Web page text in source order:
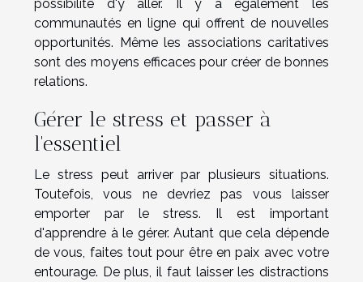
possibilité d'y aller. Il y a également les
communautés en ligne qui offrent de nouvelles
opportunités. Même les associations caritatives
sont des moyens efficaces pour créer de bonnes
relations.
Gérer le stress et passer à
l'essentiel
Le stress peut arriver par plusieurs situations.
Toutefois, vous ne devriez pas vous laisser
emporter par le stress. Il est important
d'apprendre à le gérer. Autant que cela dépende
de vous, faites tout pour être en paix avec votre
entourage. De plus, il faut laisser les distractions